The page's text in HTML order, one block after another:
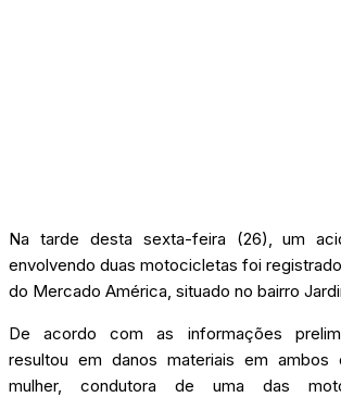
Na tarde desta sexta-feira (26), um
envolvendo duas motocicletas foi
do Mercado América, situado no bairro
De acordo com as informações
resultou em danos materiais em ambos
mulher, condutora de uma das